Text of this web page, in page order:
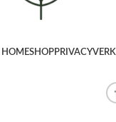
HOMESHOP